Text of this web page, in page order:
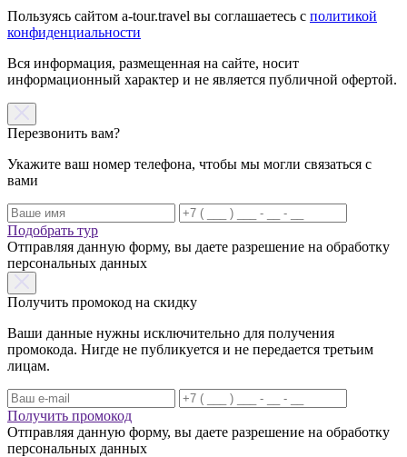
Пользуясь сайтом a-tour.travel вы соглашаетесь с политикой
конфиденциальности
Вся информация, размещенная на сайте, носит
информационный характер и не является публичной офертой.
Перезвонить вам?
Укажите ваш номер телефона, чтобы мы могли связаться с
вами
Подобрать тур
Отправляя данную форму, вы даете разрешение на обработку
персональных данных
Получить промокод на скидку
Ваши данные нужны исключительно для получения
промокода. Нигде не публикуется и не передается третьим
лицам.
Получить промокод
Отправляя данную форму, вы даете разрешение на обработку
персональных данных